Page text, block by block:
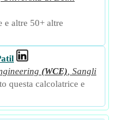
e altre 50+ altre
(WCE) Sangli
questa calcolatrice e